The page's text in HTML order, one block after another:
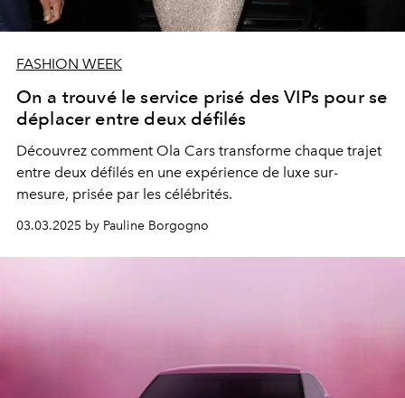
FASHION WEEK
On a trouvé le service prisé des VIPs pour se
déplacer entre deux défilés
Découvrez comment Ola Cars transforme chaque trajet
entre deux défilés en une expérience de luxe sur-
mesure, prisée par les célébrités.
03.03.2025 by Pauline Borgogno